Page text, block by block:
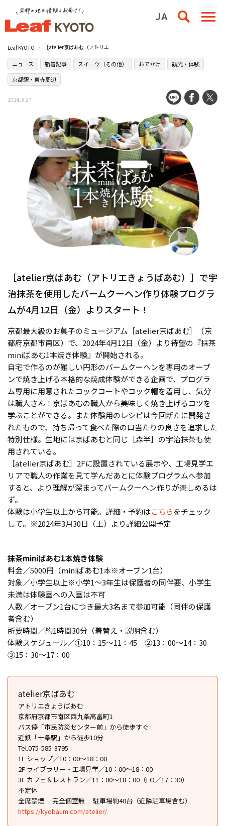
Leaf KYOTO ［atelier京ばあむ（アトリエきょうばあむ）］で宇治抹茶を使用したバームクーヘン作り体験プログラムが4月12日（金）よりスタート！
ニュース 新着記事 スイーツ（その他） おでかけ
観光・体験
京都駅・東寺周辺
2024.3.27
［atelier京ばあむ（アトリエきょうばあむ）］で宇
治抹茶を使用したバームクーヘン作り体験プログラ
ムが4月12日（金）よりスタート！
京都最大級のお菓子のミュージアム［atelier京ばあむ］（京
都府京都市南区）で、2024年4月12日（金）より待望の『抹茶
miniばあむ1本焼き体験』が開始される。
自宅で作るのが難しい円形のバームクーヘンを専用のオーブ
ンで焼き上げる本格的な焼成体験ができる企画で、プログラ
ム専用に用意されたコックコートやコック帽を着用し、気分
は職人さん！京ばあむの職人から美味しく焼き上げるコツを
学ぶことができる。また体験用のレシピは今回新たに開発さ
れたもので、持ち帰って食べた際の口当たりの良さを追求した
特別仕様。生地には京ばあむと同じ［森半］の宇治抹茶も使
用されている。
［atelier京ばあむ］2Fに設置されている展示や、工場見学エ
リアで職人の作業を見て学んだあとに体験プログラムへ参加
すると、より理解が深まってバームクーヘン作りが楽しめるは
ず。
体験は小学生以上から可能。詳細・予約はこちらをチェック
して。※2024年3月30日（土）より詳細公開予定
抹茶miniばあむ1本焼き体験
料金／5000円（miniばあむ1本※オーブン1台）
対象／小学生以上※小学1～3年生は保護者の同伴要、小学生
未満は体験室への入室は不可
人数／オーブン1台につき最大3名まで参加可能（同伴の保護
者含む）
所要時間／約1時間30分（着替え・説明含む）
体験スケジュール／①10：15～11：45 ②13：00～14：30
③15：30～17：00
atelier京ばあむ
アトリエきょうばあむ
京都府京都市南区西九条高畠町1
バス停「市民防災センター前」から徒歩すぐ
近鉄「十条駅」から徒歩10分
Tel.075-585-3795
1F ショップ／10：00～18：00
2F ライブラリー・工場見学／10：00～18：00
3F カフェ＆レストラン／11：00～18：00（LO／17：30）
不定休
全席禁煙
完全個室無
駐車場約40台（近隣駐車場含む）
https://kyobaum.com/atelier/